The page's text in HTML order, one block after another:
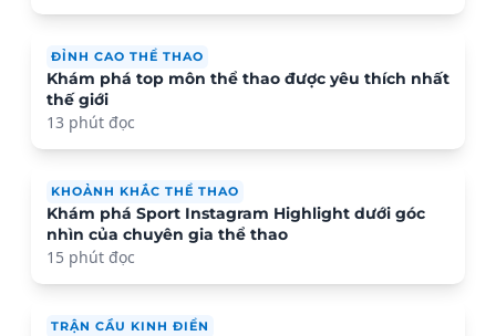
ĐỈNH CAO THỂ THAO
Khám phá top môn thể thao được yêu thích nhất
thế giới
13 phút đọc
KHOẢNH KHẮC THỂ THAO
Khám phá Sport Instagram Highlight dưới góc
nhìn của chuyên gia thể thao
15 phút đọc
TRẬN CẦU KINH ĐIỂN